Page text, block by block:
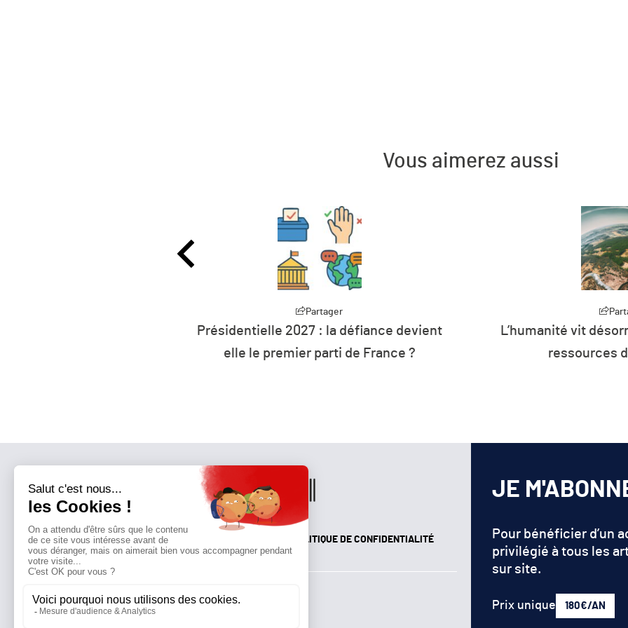
Vous aimerez aussi
Partager
Présidentielle 2027 : la défiance devient
elle le premier parti de France ?
L’humanité vit
ressources
QUI SOMMES-NOUS?MENTIONS LÉGALES POLITIQUE DE CONFIDENTIALITÉ
Suivez toutes nos actualités !
JE
Pour bénéficier d’un
privilégié à tous les
sur site.
Prix unique 180€/AN